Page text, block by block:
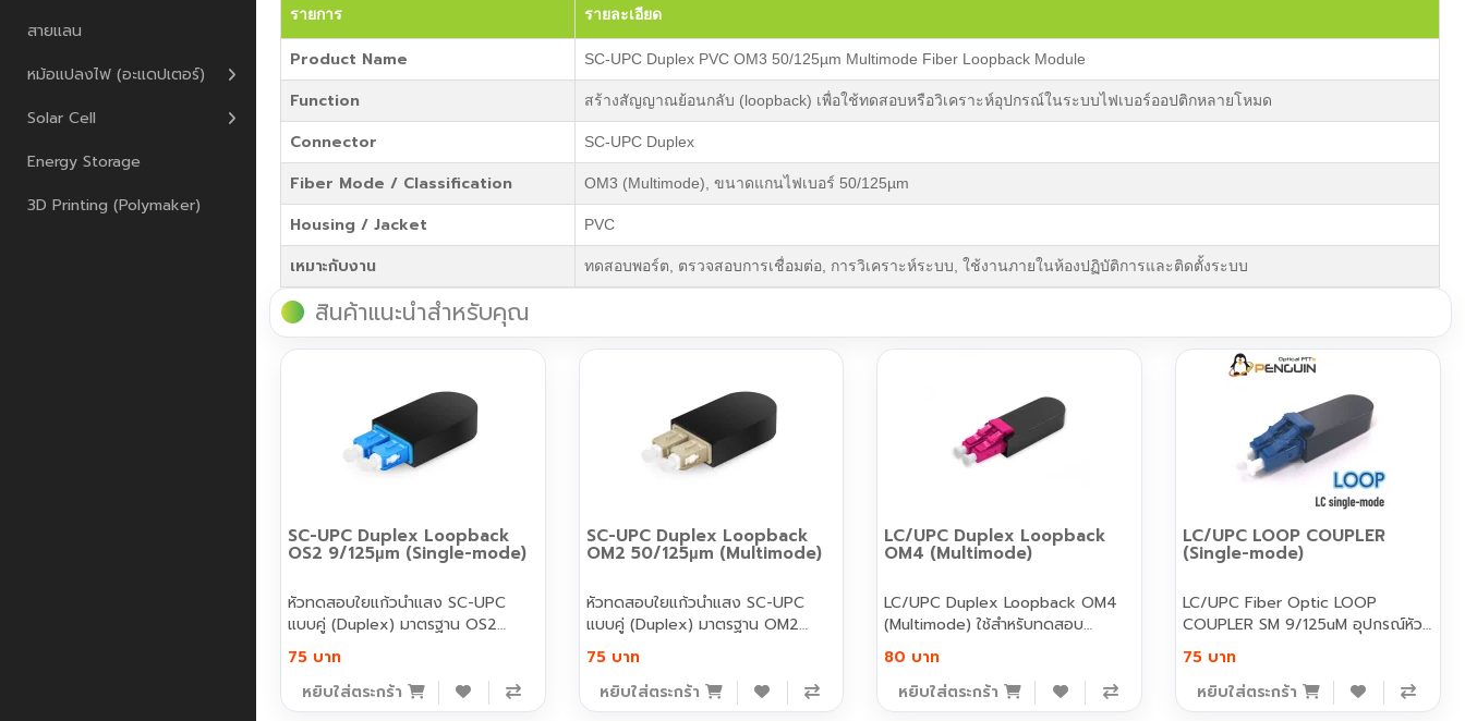
สายแลน
หม้อแปลงไฟ (อะแดปเตอร์)
Solar Cell
Energy Storage
3D Printing (Polymaker)
รายการ รายละเอียด
Product Name SC-UPC Duplex PVC OM3 50/125µm Multimode Fiber Loopback Module
Function สร้างสัญญาณย้อนกลับ (loopback) เพื่อใช้ทดสอบหรือวิเคราะห์อุปกรณ์ในระบบไฟเบอร์ออปติกหลายโหมด
Connector SC-UPC Duplex
Fiber Mode / Classification OM3 (Multimode), ขนาดแกนไฟเบอร์ 50/125µm
Housing / Jacket PVC
เหมาะกับงาน ทดสอบพอร์ต, ตรวจสอบการเชื่อมต่อ, การวิเคราะห์ระบบ, ใช้งานภายในห้องปฏิบัติการและติดตั้งระบบ
สินค้าแนะนำสำหรับคุณ
SC-UPC Duplex Loopback
OS2 9/125µm (Single-mode)
หัวทดสอบใยแก้วนำแสง SC-UPC
แบบคู่ (Duplex) มาตรฐาน OS2
9/125..
75 บาท
หยิบใส่ตระกร้า
SC-UPC Duplex Loopback
OM2 50/125µm (Multimode)
หัวทดสอบใยแก้วนำแสง SC-UPC
แบบคู่ (Duplex) มาตรฐาน OM2
50/12..
75 บาท
หยิบใส่ตระกร้า
LC/UPC Duplex Loopback
OM4 (Multimode)
LC/UPC Duplex Loopback OM4
(Multimode) ใช้สำหรับทดสอบ
สัญญาณแ..
80 บาท
หยิบใส่ตระกร้า
LC/UPC LOOP COUPLER
(Single-mode)
LC/UPC Fiber Optic LOOP
COUPLER SM 9/125uM อุปกรณ์หัว
ต่..
75 บาท
หยิบใส่ตระกร้า